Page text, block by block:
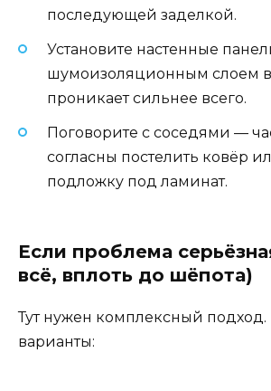
последующей заделкой.
Установите настенные
шумоизоляционным слоем в
проникает сильнее всего.
Поговорите с соседями —
согласны постелить ковёр
подложку под ламинат.
Если проблема
всё, вплоть до шёпота)
Тут нужен комплексный подход.
варианты: